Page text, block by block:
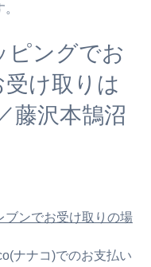
ピングでお
け取りは
藤沢本鵠沼
ブンでお受け取りの場
ナナコ)でのお支払い